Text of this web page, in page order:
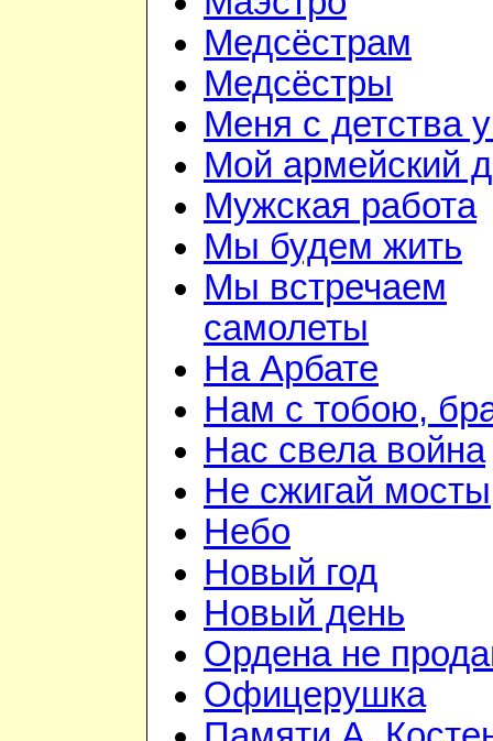
Медсёстрам
Медсёстры
Меня с детства
Мой армейский
Мужская работа
Мы будем жить
Мы встречаем
самолеты
На Арбате
Нам с тобою,
Нас свела война
Не сжигай мосты
Небо
Новый год
Новый день
Ордена не
Офицерушка